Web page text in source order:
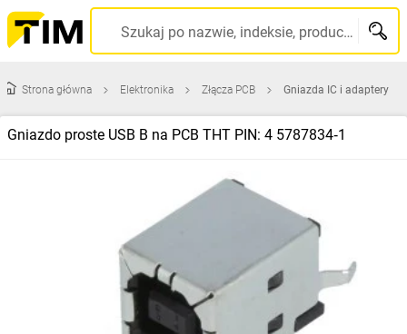
Szukaj po nazwie, indeksie, producencie, kodzie kreskowym...
Strona główna Elektronika Złącza PCB Gniazda IC i adaptery
Gniazdo proste USB B na PCB THT PIN: 4 5787834‑1